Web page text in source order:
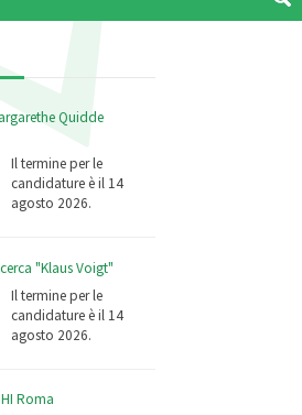
Quidde
Il termine per le
candidature è il 14
agosto 2026.
"Klaus Voigt"
Il termine per le
candidature è il 14
agosto 2026.
Roma